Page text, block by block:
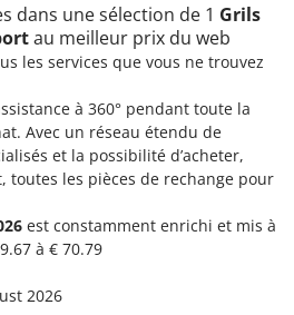
dans une sélection de 1 Grils
au meilleur prix du web
les services que vous ne trouvez
à 360° pendant toute la
Avec un réseau étendu de
et la possibilité d’acheter,
toutes les pièces de rechange pour
est constamment enrichi et mis à
à € 70.79
2026